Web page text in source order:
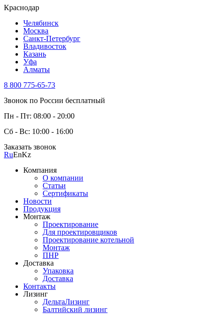
Краснодар
Челябинск
Москва
Санкт-Петербург
Владивосток
Казань
Уфа
Алматы
8 800 775-65-73
Звонок по России бесплатный
Пн - Пт: 08:00 - 20:00
Сб - Вс: 10:00 - 16:00
Заказать звонок
RuEnKz
Компания
О компании
Статьи
Сертификаты
Новости
Продукция
Монтаж
Проектирование
Для проектировщиков
Проектирование котельной
Монтаж
ПНР
Доставка
Упаковка
Доставка
Контакты
Лизинг
ДельтаЛизинг
Балтийский лизинг